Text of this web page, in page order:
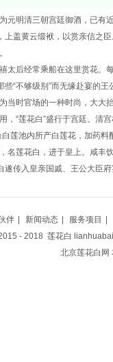
元明清三朝宫廷御酒，已
上盖黄云缎袱，以赏亲信
太后经常乘船在这里赏花
些“不够级别”而无缘赴宴
当时官场的一种时尚，大
，“莲花白”盛行于宫廷。
莲池内所产白莲花，加药
名莲花白，进于皇上。咸
遂传入皇亲国戚、王公大臣
伴 新闻动态 服务项目
- 2018 莲花白
北京莲花白网